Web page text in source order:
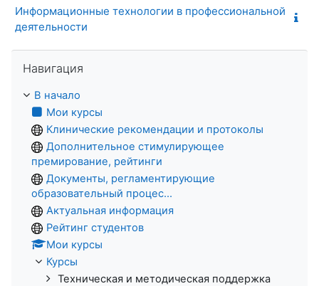
Информационные технологии в профессиональной
деятельности
Навигация
В начало
Мои курсы
Клинические рекомендации и протоколы
Дополнительное стимулирующее
премирование, рейтинги
Документы, регламентирующие
образовательный процес...
Актуальная информация
Рейтинг студентов
Мои курсы
Курсы
Техническая и методическая поддержка